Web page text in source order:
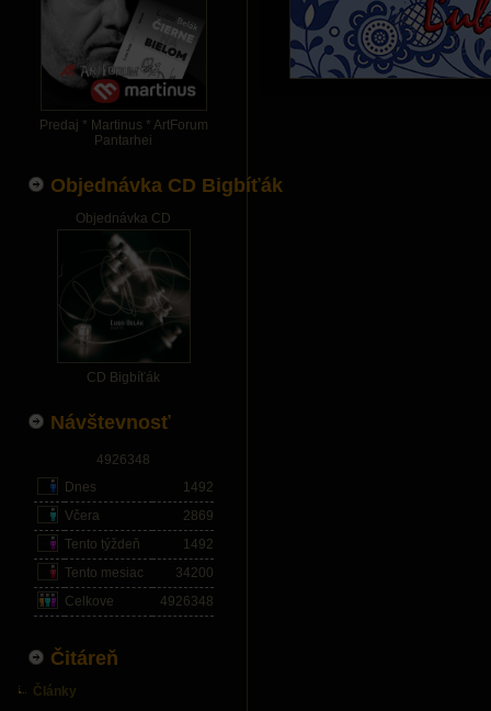
Predaj * Martinus * ArtForum
Pantarhei
Objednávka CD Bigbíťák
Objednávka CD
CD Bigbíťák
Návštevnosť
4926348
Dnes
1492
Včera
2869
Tento týždeň
1492
Tento mesiac
34200
Celkove
4926348
Čitáreň
Články